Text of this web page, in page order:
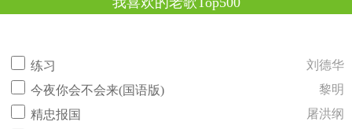
练习
刘德华
今夜你会不会来(国语版)
黎明
精忠报国
屠洪纲